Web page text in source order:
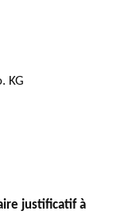
KG
justificatif à